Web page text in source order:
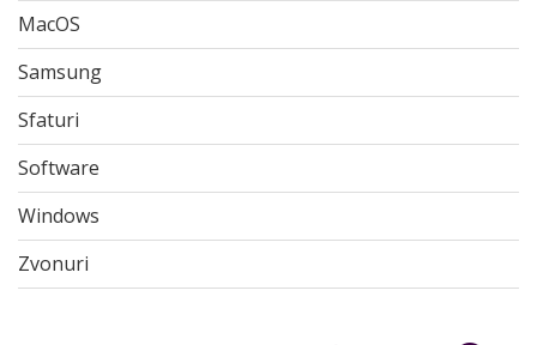
MacOS
Samsung
Sfaturi
Software
Windows
Zvonuri